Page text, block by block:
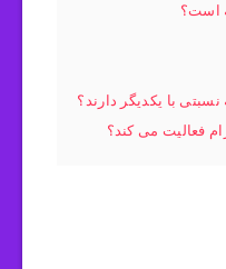
است؟
نسبتی با یکدیگر دارند؟
فعالیت می کند؟